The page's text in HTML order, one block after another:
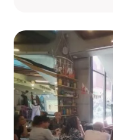
Notícies
Contacte